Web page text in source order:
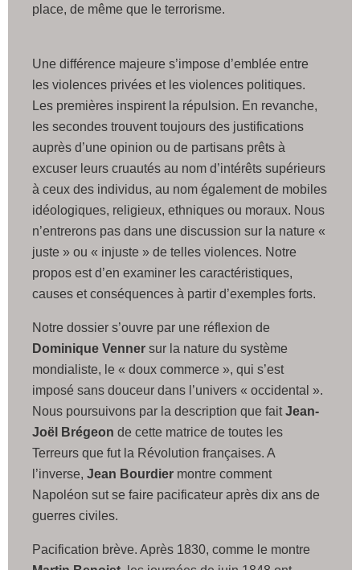
place, de même que le terrorisme.
Une différence majeure s’impose d’emblée entre
les violences privées et les violences politiques.
Les premières inspirent la répulsion. En revanche,
les secondes trouvent toujours des justifications
auprès d’une opinion ou de partisans prêts à
excuser leurs cruautés au nom d’intérêts supérieurs
à ceux des individus, au nom également de mobiles
idéologiques, religieux, ethniques ou moraux. Nous
n’entrerons pas dans une discussion sur la nature «
juste » ou « injuste » de telles violences. Notre
propos est d’en examiner les caractéristiques,
causes et conséquences à partir d’exemples forts.
Notre dossier s’ouvre par une réflexion de
Dominique Venner sur la nature du système
mondialiste, le « doux commerce », qui s’est
imposé sans douceur dans l’univers « occidental ».
Nous poursuivons par la description que faitJean-
Joël Brégeon de cette matrice de toutes les
Terreurs que fut la Révolution françaises. A
l’inverse, Jean Bourdier montre comment
Napoléon sut se faire pacificateur après dix ans de
guerres civiles.
Pacification brève. Après 1830, comme le montre